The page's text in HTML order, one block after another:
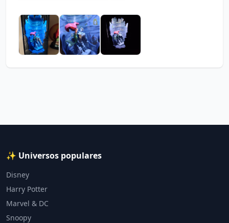
✨ Universos populares
Disney
Harry Potter
Marvel & DC
Snoopy